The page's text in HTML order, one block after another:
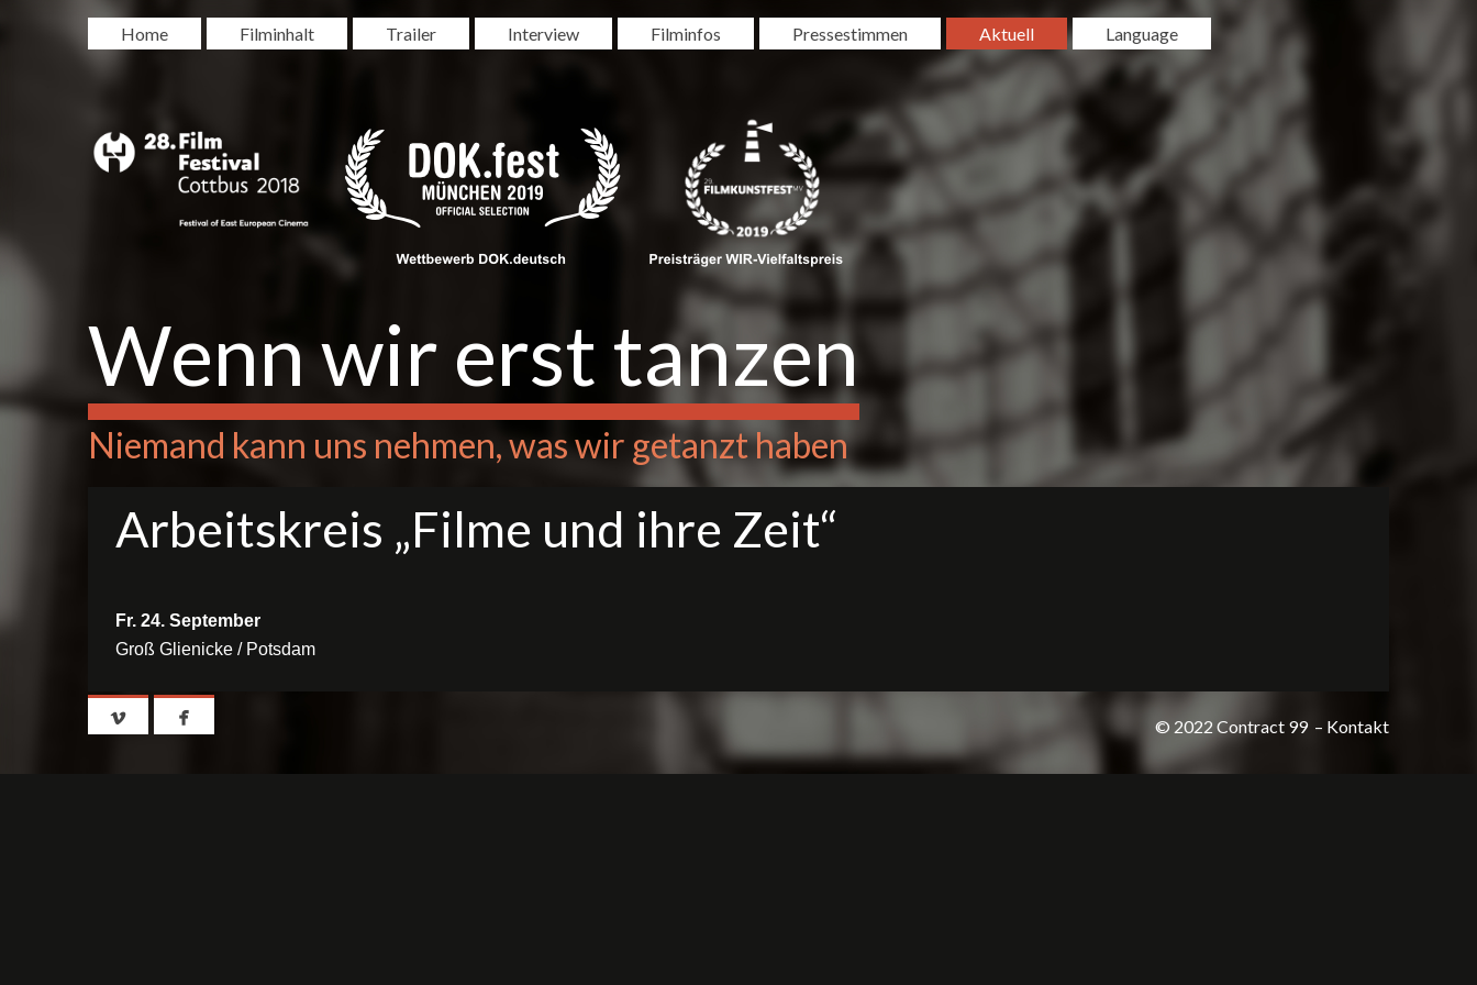
Home Filminhalt Trailer Interview Filminfos Pressestimmen Aktuell Language
Wenn wir erst tanzen
Niemand kann uns nehmen, was wir getanzt haben
© 2022 Contract 99 – Kontakt
Arbeitskreis „Filme und ihre Zeit“
Fr. 24. September
Groß Glienicke / Potsdam